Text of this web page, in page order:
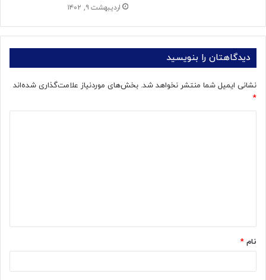
اردیبهشت ۹, ۱۴۰۲
دیدگاهتان را بنویسید
نشانی ایمیل شما منتشر نخواهد شد. بخش‌های موردنیاز علامت‌گذاری شده‌اند
*
*
نام *